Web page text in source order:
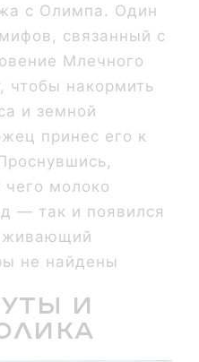
с Олимпа. Один
связанный с
Млечного
чтобы накормить
и земной
принес его к
чего молоко
— так и появился
не найдены
и